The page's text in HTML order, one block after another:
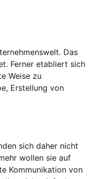
Das
Ferner etabliert sich
Weise zu
Erstellung von
sich daher nicht
wollen sie auf
Kommunikation von